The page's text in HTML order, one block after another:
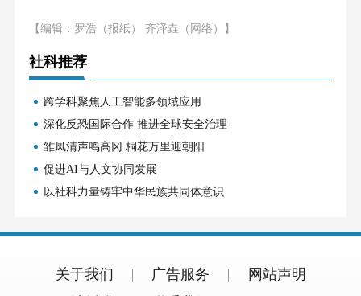
【编辑：罗浩（报纸） 齐泽垚（网络）】
社科推荐
跨学科聚焦人工智能多领域应用
深化反恐国际合作 推进全球安全治理
雏凤清声鸣高冈 桐花万里迎朝阳
促进AI与人文协同发展
以社科力量铸牢中华民族共同体意识
关于我们 广告服务
网站声明